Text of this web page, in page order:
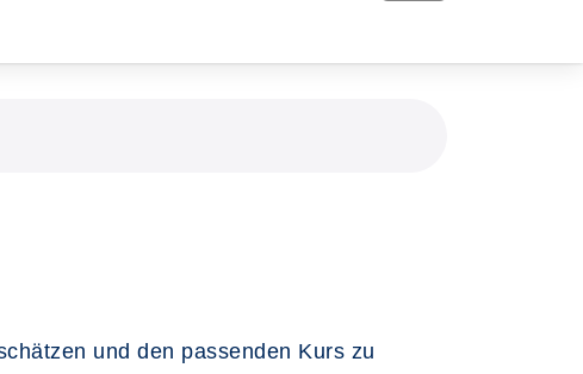
und den passenden Kurs zu